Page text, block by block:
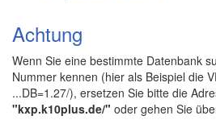
Achtung
Wenn Sie eine bestimmte Datenbank
Nummer kennen (hier als Beispiel die
...DB=1.27/), ersetzen Sie bitte die
"kxp.k10plus.de/" oder gehen Sie